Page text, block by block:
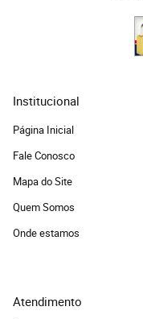
Institucional
Página Inicial
Fale Conosco
Mapa do Site
Quem Somos
Onde estamos
Atendimento